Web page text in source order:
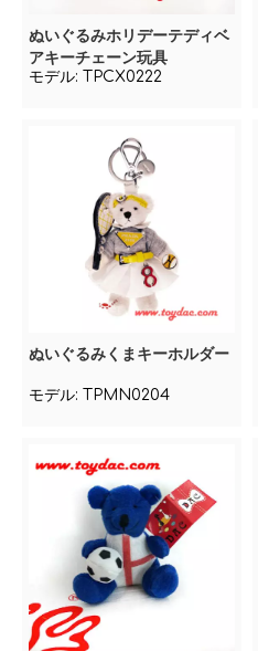
ぬいぐるみホリデーテディベ
アキーチェーン玩具
モデル: TPCX0222
ぬいぐるみくまキーホルダー
モデル: TPMN0204